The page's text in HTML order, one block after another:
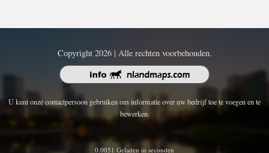
Copyright 2026 | Alle rechten voorbehouden.
U kunt onze contactpersoon gebruiken om informatie over uw bedrijf toe te voegen en te
bewerken.
0.0051 Geladen in seconden